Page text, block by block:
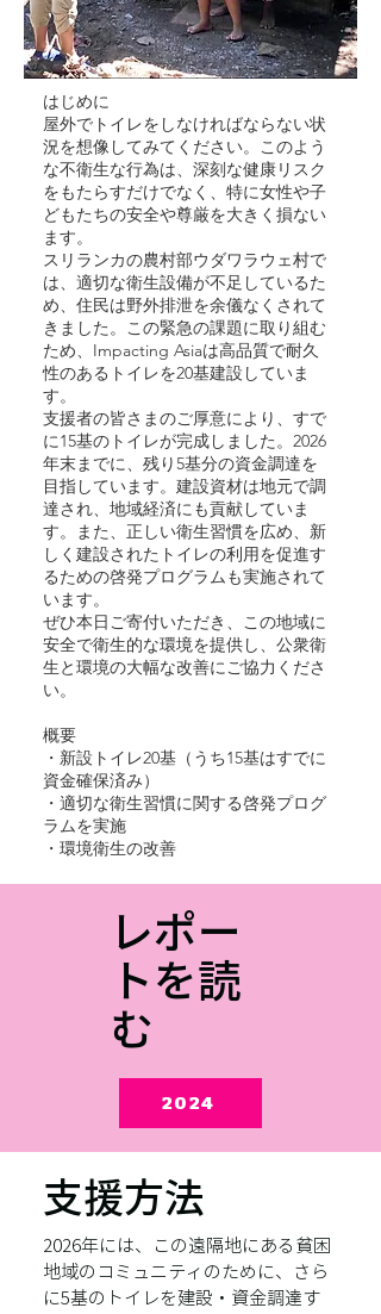
はじめに
屋外でトイレをしなければならない状
況を想像してみてください。このよう
な不衛生な行為は、深刻な健康リスク
をもたらすだけでなく、特に女性や子
どもたちの安全や尊厳を大きく損ない
ます。
スリランカの農村部ウダワラウェ村で
は、適切な衛生設備が不足しているた
め、住民は野外排泄を余儀なくされて
きました。この緊急の課題に取り組む
ため、Impacting Asiaは高品質で耐久
性のあるトイレを20基建設していま
す。
支援者の皆さまのご厚意により、すで
に15基のトイレが完成しました。2026
年末までに、残り5基分の資金調達を
目指しています。建設資材は地元で調
達され、地域経済にも貢献していま
す。また、正しい衛生習慣を広め、新
しく建設されたトイレの利用を促進す
るための啓発プログラムも実施されて
います。
ぜひ本日ご寄付いただき、この地域に
安全で衛生的な環境を提供し、公衆衛
生と環境の大幅な改善にご協力くださ
い。
概要
・新設トイレ20基（うち15基はすでに
資金確保済み）
・適切な衛生習慣に関する啓発プログ
ラムを実施
・環境衛生の改善
レポー
トを読
む
2024
支援方法
2026年には、この遠隔地にある貧困
地域のコミュニティのために、さら
に5基のトイレを建設・資金調達す